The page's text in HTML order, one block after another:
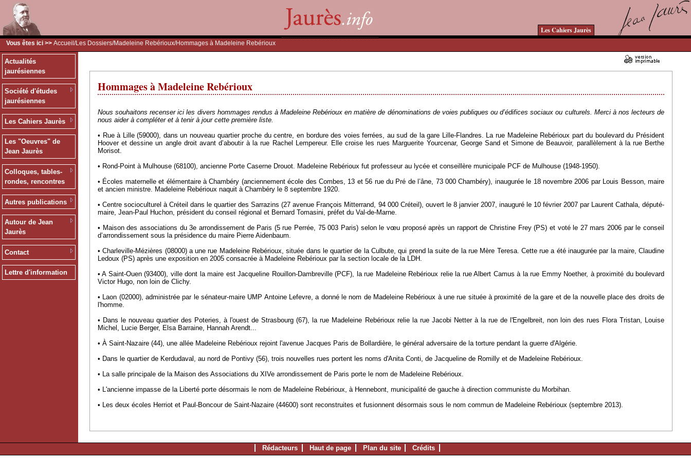
Les Cahiers Jaurès
Vous êtes ici >> Accueil /Les Dossiers/Madeleine Rebérioux/Hommages à Madeleine Rebérioux
Actualités
jaurésiennes
Société d'études
jaurésiennes
Les Cahiers Jaurès
Les "Oeuvres" de
Jean Jaurès
Colloques, tables-
rondes, rencontres
Autres publications
Autour de Jean
Jaurès
Contact
Lettre d'information
Hommages à Madeleine Rebérioux
Nous souhaitons recenser ici les divers hommages rendus à Madeleine Rebérioux en matière de dénominations de voies publiques ou d’édifices sociaux ou culturels. Merci à nos lecteurs de
nous aider à compléter et à tenir à jour cette première liste.
• Rue à Lille (59000), dans un nouveau quartier proche du centre, en bordure des voies ferrées, au sud de la gare Lille-Flandres. La rue Madeleine Rebérioux part du boulevard du Président
Hoover et dessine un angle droit avant d’aboutir à la rue Rachel Lempereur. Elle croise les rues Marguerite Yourcenar, George Sand et Simone de Beauvoir, parallèlement à la rue Berthe
Morisot.
• Rond-Point à Mulhouse (68100), ancienne Porte Caserne Drouot. Madeleine Rebérioux fut professeur au lycée et conseillère municipale PCF de Mulhouse (1948-1950).
• Écoles maternelle et élémentaire à Chambéry (anciennement école des Combes, 13 et 56 rue du Pré de l’âne, 73 000 Chambéry), inaugurée le 18 novembre 2006 par Louis Besson, maire
et ancien ministre. Madeleine Rebérioux naquit à Chambéry le 8 septembre 1920.
• Centre socioculturel à Créteil dans le quartier des Sarrazins (27 avenue François Mitterrand, 94 000 Créteil), ouvert le 8 janvier 2007, inauguré le 10 février 2007 par Laurent Cathala, député-
maire, Jean-Paul Huchon, président du conseil régional et Bernard Tomasini, préfet du Val-de-Marne.
• Maison des associations du 3e arrondissement de Paris (5 rue Perrée, 75 003 Paris) selon le vœu proposé après un rapport de Christine Frey (PS) et voté le 27 mars 2006 par le conseil
d’arrondissement sous la présidence du maire Pierre Aidenbaum.
• Charleville-Mézières (08000) a une rue Madeleine Rebérioux, située dans le quartier de la Culbute, qui prend la suite de la rue Mère Teresa. Cette rue a été inaugurée par la maire, Claudine
Ledoux (PS) après une exposition en 2005 consacrée à Madeleine Rebérioux par la section locale de la LDH.
• A Saint-Ouen (93400), ville dont la maire est Jacqueline Rouillon-Dambreville (PCF), la rue Madeleine Rebérioux relie la rue Albert Camus à la rue Emmy Noether, à proximité du boulevard
Victor Hugo, non loin de Clichy.
• Laon (02000), administrée par le sénateur-maire UMP Antoine Lefevre, a donné le nom de Madeleine Rebérioux à une rue située à proximité de la gare et de la nouvelle place des droits de
l'homme.
• Dans le nouveau quartier des Poteries, à l'ouest de Strasbourg (67), la rue Madeleine Rebérioux relie la rue Jacobi Netter à la rue de l'Engelbreit, non loin des rues Flora Tristan, Louise
Michel, Lucie Berger, Elsa Barraine, Hannah Arendt...
• À Saint-Nazaire (44), une allée Madeleine Rebérioux rejoint l'avenue Jacques Paris de Bollardière, le général adversaire de la torture pendant la guerre d'Algérie.
• Dans le quartier de Kerdudaval, au nord de Pontivy (56), trois nouvelles rues portent les noms d'Anita Conti, de Jacqueline de Romilly et de Madeleine Rebérioux.
• La salle principale de la Maison des Associations du XIVe arrondissement de Paris porte le nom de Madeleine Rebérioux.
• L'ancienne impasse de la Liberté porte désormais le nom de Madeleine Rebérioux, à Hennebont, municipalité de gauche à direction communiste du Morbihan.
• Les deux écoles Herriot et Paul-Boncour de Saint-Nazaire (44600) sont reconstruites et fusionnent désormais sous le nom commun de Madeleine Rebérioux (septembre 2013).
Rédacteurs Haut de page Plan du site Crédits